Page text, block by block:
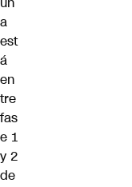
a
est
á
en
tre
fas
e 1
y 2
de